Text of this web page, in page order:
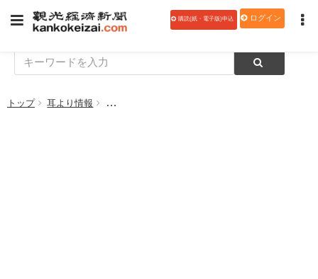
購読(紙・電子版)申込 ログイン
トップ 耳より情報 【料理にこだわり】風のテラスKUKUNA （山梨県